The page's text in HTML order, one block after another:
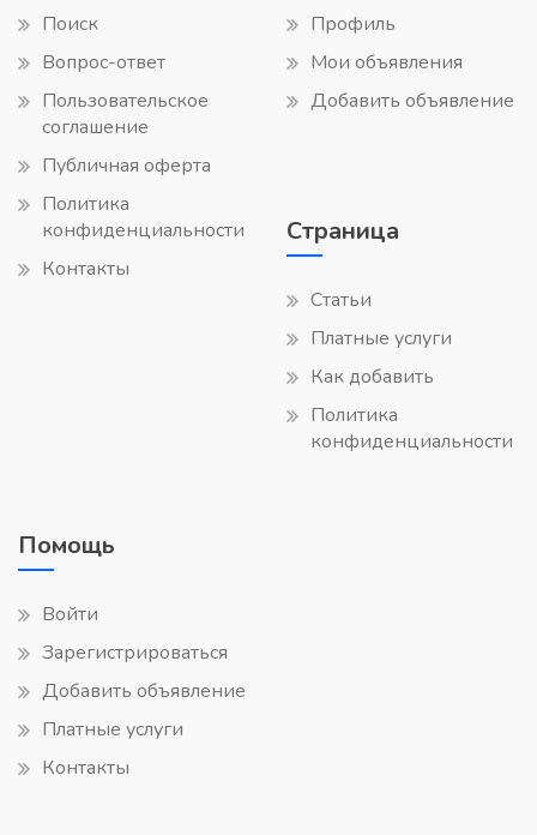
Поиск
Вопрос-ответ
Пользовательское
соглашение
Публичная оферта
Политика
конфиденциальности
Контакты
Профиль
Мои объявления
Добавить объявление
Страница
Статьи
Платные услуги
Как добавить
Политика
конфиденциальности
Помощь
Войти
Зарегистрироваться
Добавить объявление
Платные услуги
Контакты